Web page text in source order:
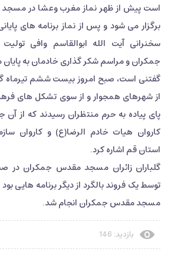
است پیش از ظهر نماز مغرب وعشا در
برگزار می شود و پس از نماز برنامه های
سخنرانی آیت الله ابوالقاسم وافی
جمکران و مراسم شکر گذاری خادمان به
گفتنی است، صبح امروز بیست ششم تیرماه
از شهرهای همجوار و از سوی تشکل های
پای پیاده به حرم منتظران رسیدند که از آن
کاروان هیات خادم الرضا(ع) و کاروان
استان قم اشاره کرد.
گلباران زائران مسجد مقدس جمکران در
توسط یک فروند بالگرد از دیگر برنامه هایی
مسجد مقدس جمکران انجام شد.
بازدید: 146